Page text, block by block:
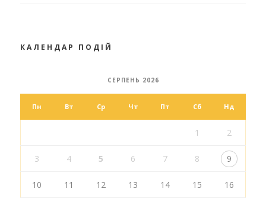
КАЛЕНДАР ПОДІЙ
СЕРПЕНЬ 2026
Пн Вт Ср Чт Пт Сб Нд
1 2
3 4 5 6 7 8 9
10 11 12 13 14 15 16